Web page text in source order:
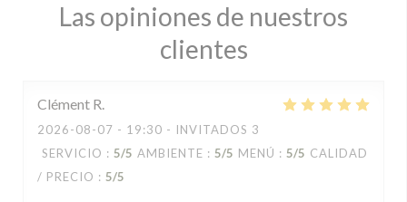
Las opiniones de nuestros
clientes
Clément R
2026-08-07 - 19:30 - INVITADOS 3
SERVICIO : 5/5 AMBIENTE : 5/5 MENÚ : 5/5 CALIDAD
/ PRECIO : 5/5